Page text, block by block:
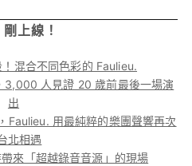
上線！
！混合不同色彩的 Faulieu.
3,000 人見證 20 歲前最後一場演
出
Faulieu. 用最純粹的樂團聲響再次
北相遇
來「超越錄音音源」的現場